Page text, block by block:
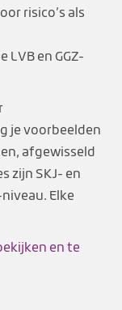
risico’s als
en GGZ-
je voorbeelden
afgewisseld
zijn SKJ- en
Elke
en te